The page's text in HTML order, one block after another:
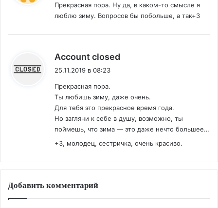
Прекрасная пора. Ну да, в каком-то смысле я
люблю зиму. Вопросов бы побольше, а так+3
Account closed
25.11.2019 в 08:23
Прекрасная пора.
Ты любишь зиму, даже очень.
Для тебя это прекрасное время года.
Но загляни к себе в душу, возможно, ты
поймешь, что зима — это даже нечто большее…
+3, молодец, сестричка, очень красиво.
Добавить комментарий